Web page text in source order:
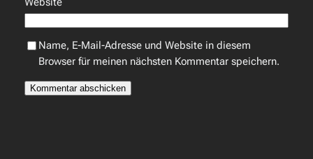
Website
Name, E-Mail-Adresse und Website in diesem
Browser für meinen nächsten Kommentar speichern.